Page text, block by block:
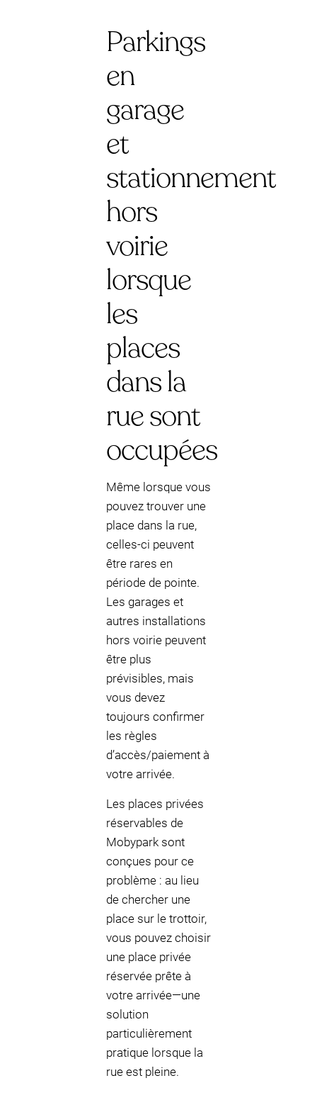
Parkings
en
garage
et
stationnement
hors
voirie
lorsque
les
places
dans la
rue sont
occupées
Même lorsque vous
pouvez trouver une
place dans la rue,
celles-ci peuvent
être rares en
période de pointe.
Les garages et
autres installations
hors voirie peuvent
être plus
prévisibles, mais
vous devez
toujours confirmer
les règles
d’accès/paiement à
votre arrivée.
Les places privées
réservables de
Mobypark sont
conçues pour ce
problème : au lieu
de chercher une
place sur le trottoir,
vous pouvez choisir
une place privée
réservée prête à
votre arrivée—une
solution
particulièrement
pratique lorsque la
rue est pleine.